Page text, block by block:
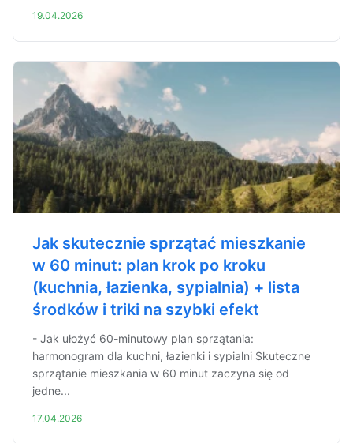
19.04.2026
Jak skutecznie sprzątać mieszkanie
w 60 minut: plan krok po kroku
(kuchnia, łazienka, sypialnia) + lista
środków i triki na szybki efekt
- Jak ułożyć 60-minutowy plan sprzątania:
harmonogram dla kuchni, łazienki i sypialni Skuteczne
sprzątanie mieszkania w 60 minut zaczyna się od
jedne...
17.04.2026